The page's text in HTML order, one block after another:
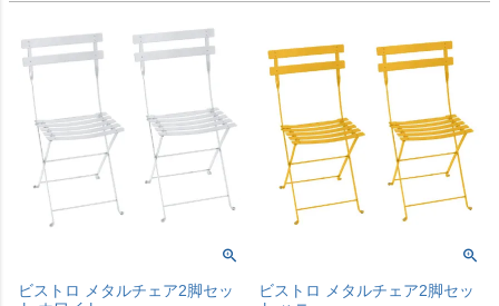
ビストロ メタルチェア2脚セッ
ビストロ メタルチェア2脚セッ